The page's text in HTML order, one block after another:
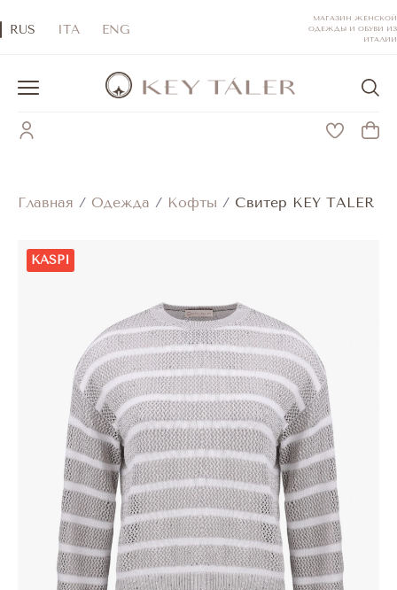
RUS ITA ENG
МАГАЗИН ЖЕНСКОЙ
ОДЕЖДЫ И ОБУВИ ИЗ
ИТАЛИИ
Главная / Одежда / Кофты / Свитер KEY TALER
KASPI